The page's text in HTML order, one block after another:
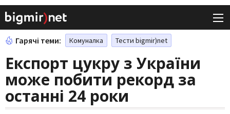
Гарячі теми: Комуналка Тести bigmir)net
Експорт цукру з України
може побити рекорд за
останні 24 роки